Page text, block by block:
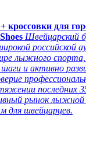
кроссовки для
Швейцарский
российской
лыжного
и активно
последних
рынок лыжной
для швейцарцев.